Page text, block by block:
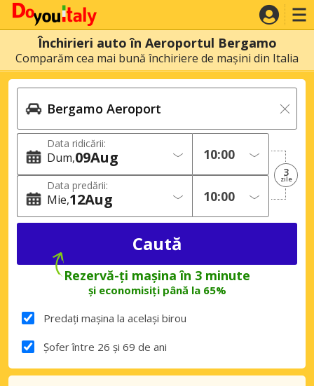
Închirieri auto în Aeroportul Bergamo
Comparăm cea mai bună închiriere de mașini din Italia
Data ridicării:
Dum 09Aug
Data predării:
Mie 12Aug
3
zile
Rezervă-ți mașina în 3 minute
și economisiți până la 65%
Predați mașina la același birou
Șofer între 26 și 69 de ani